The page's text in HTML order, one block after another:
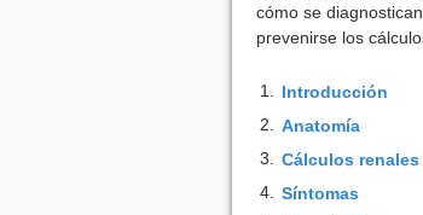
cómo se
prevenirse los
1. Introducción
2. Anatomía
3. Cálculos renales
4. Síntomas